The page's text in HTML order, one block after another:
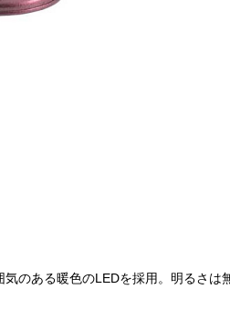
のある暖色のLEDを採用。明るさは